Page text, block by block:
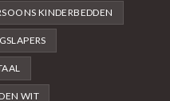
KINDERBEDDEN
WIT